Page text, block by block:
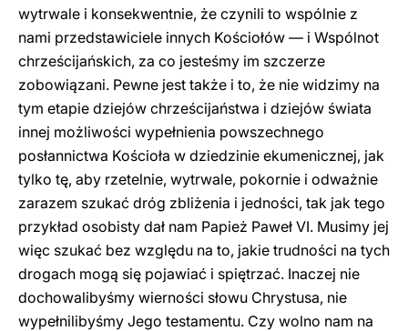
wytrwale i konsekwentnie, że czynili to wspólnie z
nami przedstawiciele innych Kościołów — i Wspólnot
chrześcijańskich, za co jesteśmy im szczerze
zobowiązani. Pewne jest także i to, że nie widzimy na
tym etapie dziejów chrześcijaństwa i dziejów świata
innej możliwości wypełnienia powszechnego
posłannictwa Kościoła w dziedzinie ekumenicznej, jak
tylko tę, aby rzetelnie, wytrwale, pokornie i odważnie
zarazem szukać dróg zbliżenia i jedności, tak jak tego
przykład osobisty dał nam Papież Paweł VI. Musimy jej
więc szukać bez względu na to, jakie trudności na tych
drogach mogą się pojawiać i spiętrzać. Inaczej nie
dochowalibyśmy wierności słowu Chrystusa, nie
wypełnilibyśmy Jego testamentu. Czy wolno nam na